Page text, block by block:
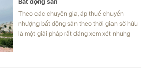
Theo các chuyên gia, áp thuế chuyển
nhượng bất động sản theo thời gian sở hữu
là một giải pháp rất đáng xem xét nhưng